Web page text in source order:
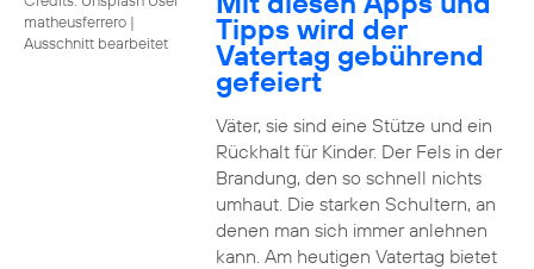
matheusferrero |
Ausschnitt bearbeitet
Tipps wird der
Vatertag gebührend
gefeiert
Väter, sie sind eine Stütze und ein
Rückhalt für Kinder. Der Fels in der
Brandung, den so schnell nichts
umhaut. Die starken Schultern, an
denen man sich immer anlehnen
kann. Am heutigen Vatertag bietet